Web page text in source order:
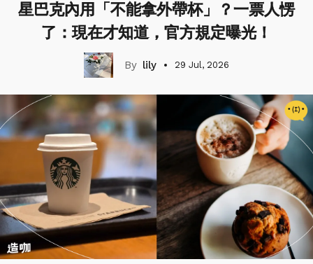
星巴克內用「不能拿外帶杯」？一票人愣
了：現在才知道，官方規定曝光！
lily 29 Jul, 2026